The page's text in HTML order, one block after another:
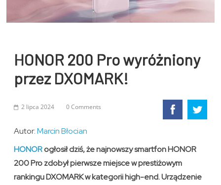
HONOR 200 Pro wyróżniony
przez DXOMARK!
2 lipca 2024 0 Comments
Autor:Marcin Błocian
HONORogłosił dziś, że najnowszy smartfon HONOR
200 Pro zdobył pierwsze miejsce w prestiżowym
rankingu DXOMARK w kategorii high-end. Urządzenie